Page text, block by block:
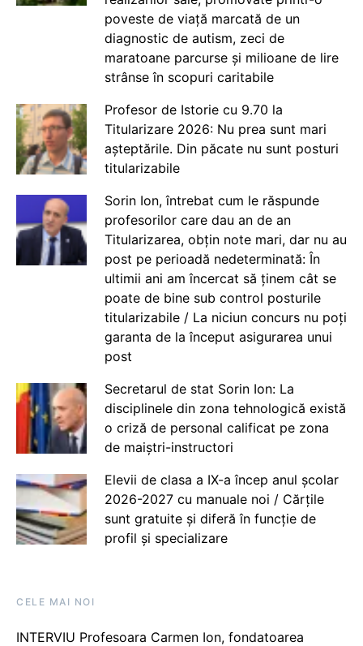
poveste de viață marcată de un
diagnostic de autism, zeci de
maratoane parcurse și milioane de lire
strânse în scopuri caritabile
Profesor de Istorie cu 9.70 la
Titularizare 2026: Nu prea sunt mari
așteptările. Din păcate nu sunt posturi
titularizabile
Sorin Ion, întrebat cum le răspunde
profesorilor care dau an de an
Titularizarea, obțin note mari, dar nu au
post pe perioadă nedeterminată: În
ultimii ani am încercat să ținem cât se
poate de bine sub control posturile
titularizabile / La niciun concurs nu poți
garanta de la început asigurarea unui
post
Secretarul de stat Sorin Ion: La
disciplinele din zona tehnologică există
o criză de personal calificat pe zona
de maiștri-instructori
Elevii de clasa a IX-a încep anul școlar
2026-2027 cu manuale noi / Cărțile
sunt gratuite și diferă în funcție de
profil și specializare
CELE MAI NOI
INTERVIU Profesoara Carmen Ion, fondatoarea